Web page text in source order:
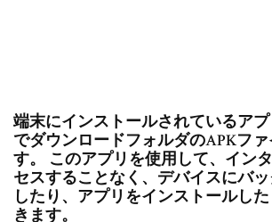
端末にインストールされているア
でダウンロードフォルダのAPKフ
す。 このアプリを使用して、イン
セスすることなく、デバイスにバ
したり、アプリをインストールし
きます。